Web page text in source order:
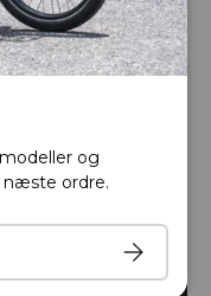
og
næste ordre.
Tilmeld
til 18:00 (GMT+1)